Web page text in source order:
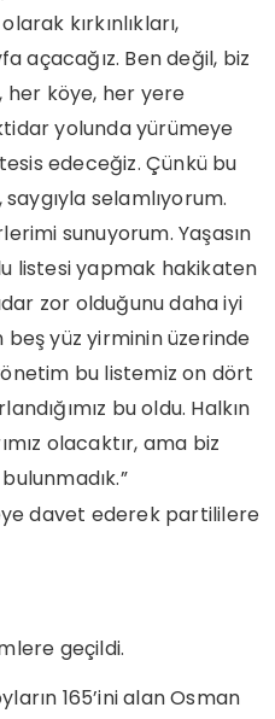
kırkınlıkları,
açacağız. Ben değil, biz
her köye, her yere
yolunda yürümeye
edeceğiz. Çünkü bu
selamlıyorum.
sunuyorum. Yaşasın
listesi yapmak hakikaten
zor olduğunu daha iyi
beş yüz yirminin üzerinde
bu listemiz on dört
bu oldu. Halkın
olacaktır, ama biz
davet ederek partililere
geçildi.
165’ini alan Osman